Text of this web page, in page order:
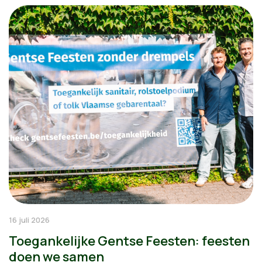
16 juli 2026
Toegankelijke Gentse Feesten: feesten
doen we samen